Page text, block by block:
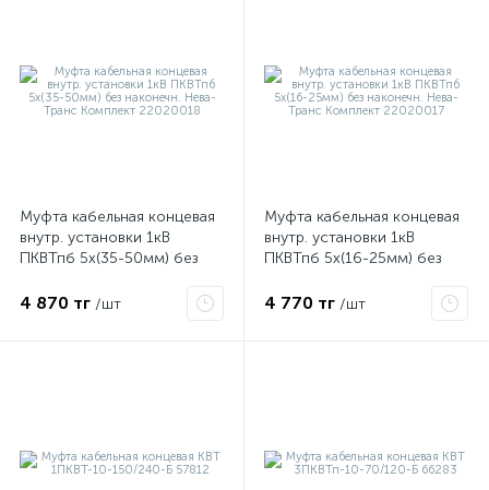
Муфта кабельная концевая
внутр. установки 1кВ
ПКВТпб 5х(35-50мм) без
Комплект 22020018
4 870 тг /шт
Муфта кабельная концевая
внутр. установки 1кВ
ПКВТпб 5х(16-25мм) без
Комплект 22020017
4 770 тг /шт